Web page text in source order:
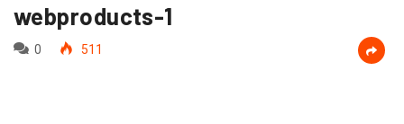
webproducts-1
0 511